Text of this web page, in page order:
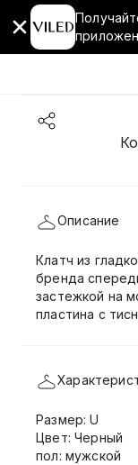
Описание
Клатч из
бренда
застежкой на
пластина с
Размер: U
Цвет: Черный
пол: мужской